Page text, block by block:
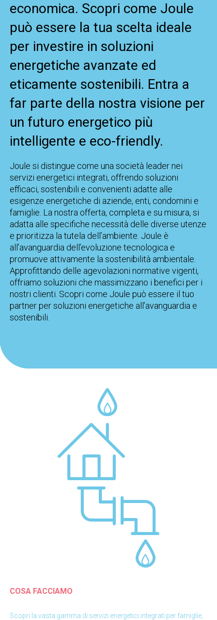
economica. Scopri come Joule
può essere la tua scelta ideale
per investire in soluzioni
energetiche avanzate ed
eticamente sostenibili. Entra a
far parte della nostra visione per
un futuro energetico più
intelligente e eco-friendly.
Joule si distingue come una società leader nei
servizi energetici integrati, offrendo soluzioni
efficaci, sostenibili e convenienti adatte alle
esigenze energetiche di aziende, enti, condomini e
famiglie. La nostra offerta, completa e su misura, si
adatta alle specifiche necessità delle diverse utenze
e prioritizza la tutela dell’ambiente. Joule è
all’avanguardia dell’evoluzione tecnologica e
promuove attivamente la sostenibilità ambientale.
Approfittando delle agevolazioni normative vigenti,
offriamo soluzioni che massimizzano i benefici per i
nostri clienti. Scopri come Joule può essere il tuo
partner per soluzioni energetiche all’avanguardia e
sostenibili.
COSA FACCIAMO
Scopri la vasta gamma di servizi energetici integrati per famiglie,